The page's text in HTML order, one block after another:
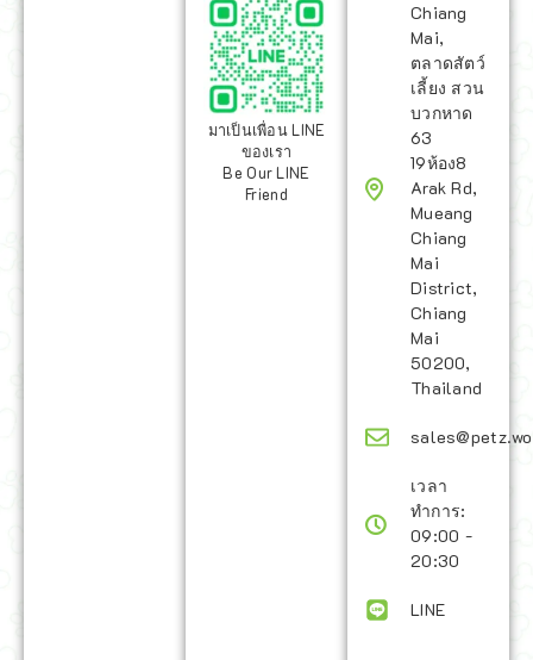
มาเป็นเพื่อน LINE
ของเรา
Be Our LINE
Friend
Chiang
Mai,
ตลาดสัตว์
เลี้ยง สวน
บวกหาด
63
19ห้อง8
Arak Rd,
Mueang
Chiang
Mai
District,
Chiang
Mai
50200,
Thailand
เวลา
ทำการ:
09:00 -
20:30
LINE